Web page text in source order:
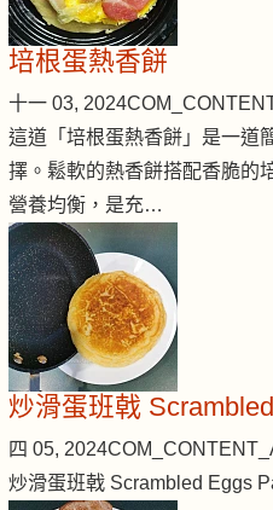
培根蛋熱香餅
十一 03, 2024
這道「培根蛋熱香餅」是一道
擇。鬆軟的熱香餅搭配香脆的
營養均衡，是充…
炒滑蛋班戟
四 05, 2024
炒滑蛋班戟 Scrambled Eggs